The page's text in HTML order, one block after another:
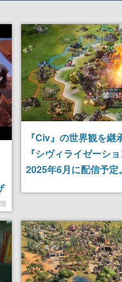
『Civ』の世界観を継
『シヴィライゼーシ
2025年6月に配信予
田信長やジャンヌ・